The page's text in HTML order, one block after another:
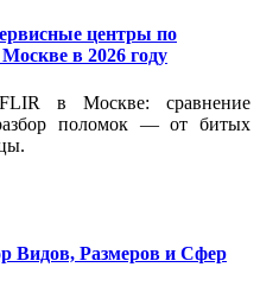
центры по
в 2026 году
в Москве: сравнение
поломок — от битых
Видов, Размеров и Сфер